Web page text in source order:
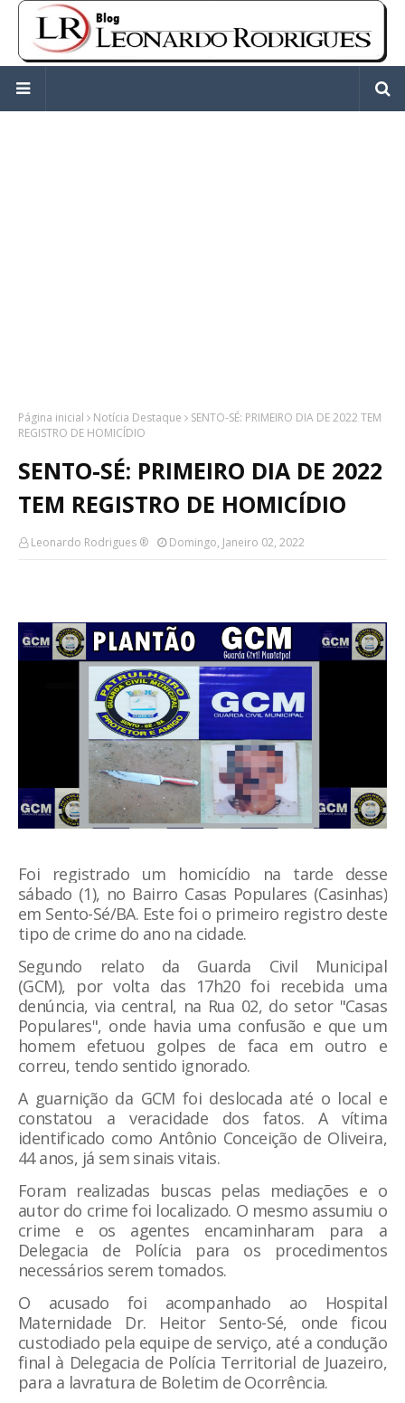
Página inicial Notícia Destaque
SENTO-SÉ: PRIMEIRO DIA DE 2022 TEM
REGISTRO DE HOMICÍDIO
SENTO-SÉ: PRIMEIRO DIA DE 2022
TEM REGISTRO DE HOMICÍDIO
Leonardo Rodrigues ® Domingo, Janeiro 02, 2022
Foi registrado um homicídio na tarde desse
sábado (1), no Bairro Casas Populares (Casinhas)
em Sento-Sé/BA. Este foi o primeiro registro deste
tipo de crime do ano na cidade.
Segundo relato da Guarda Civil Municipal
(GCM), por volta das 17h20 foi recebida uma
denúncia, via central, na Rua 02, do setor "Casas
Populares", onde havia uma confusão e que um
homem efetuou golpes de faca em outro e
correu, tendo sentido ignorado.
A guarnição da GCM foi deslocada até o local e
constatou a veracidade dos fatos. A vítima
identificado como Antônio Conceição de Oliveira,
44 anos, já sem sinais vitais.
Foram realizadas buscas pelas mediações e o
autor do crime foi localizado. O mesmo assumiu o
crime e os agentes encaminharam para a
Delegacia de Polícia para os procedimentos
necessários serem tomados.
O acusado foi acompanhado ao Hospital
Maternidade Dr. Heitor Sento-Sé, onde ficou
custodiado pela equipe de serviço, até a condução
final à Delegacia de Polícia Territorial de Juazeiro,
para a lavratura de Boletim de Ocorrência.